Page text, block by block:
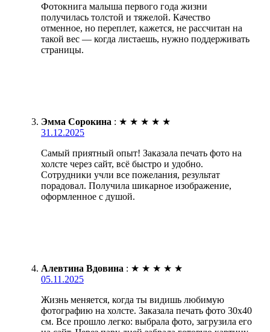
Фотокнига малыша первого года жизни
получилась толстой и тяжелой. Качество
отменное, но переплет, кажется, не рассчитан на
такой вес — когда листаешь, нужно поддерживать
страницы.
Эмма Сорокина : ★ ★ ★ ★ ★
31.12.2025
Самый приятный опыт! Заказала печать фото на
холсте через сайт, всё быстро и удобно.
Сотрудники учли все пожелания, результат
порадовал. Получила шикарное изображение,
оформленное с душой.
Алевтина Вдовина : ★ ★ ★ ★ ★
05.11.2025
Жизнь меняется, когда ты видишь любимую
фотографию на холсте. Заказала печать фото 30х40
см. Все прошло легко: выбрала фото, загрузила его